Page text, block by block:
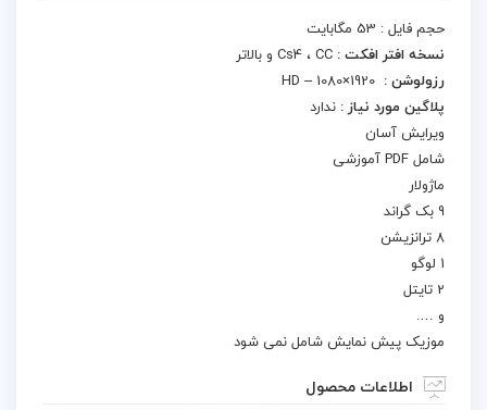
حجم فایل : 53 مگابایت
نسخه افتر افکت :
رزولوشن :
پلاگین مورد نیاز : ندارد
ویرایش آسان
شامل PDF آموزشی
ماژولار
9 بک گراند
8 ترانزیشن
1 لوگو
2 تایتل
و ….
موزیک پیش نمایش شامل نمی شود
اطلاعات محصول